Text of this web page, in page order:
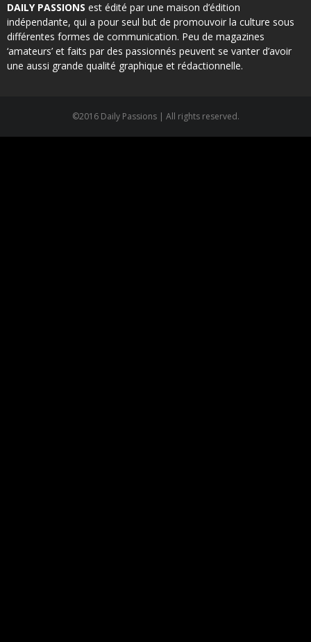
DAILY PASSIONS est édité par une maison d’édition
indépendante, qui a pour seul but de promouvoir la culture sous
différentes formes de communication. Peu de magazines
‘amateurs’ et faits par des passionnés peuvent se vanter d’avoir
une aussi grande qualité graphique et rédactionnelle.
©2016 Daily Passions | All rights reserved.